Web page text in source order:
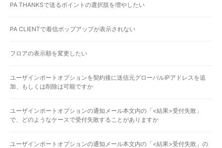
PA THANKSで送るポイントの選択肢を増やしたい
PA CLIENTで着信ポップアップが表示されない
フロアの表示順を変更したい
ユーザインポートオプションを契約後に送信元グローバルIPアドレスを追
加、もしくは削除は可能ですか
ユーザインポートオプションの通知メール本文内の「<結果>受付失敗」
で、どのようなケースで受付失敗することがありますか
ユーザインポートオプションの通知メール本文内の「<結果>受付失敗」の